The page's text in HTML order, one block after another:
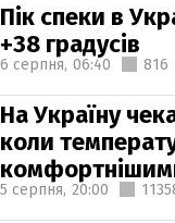
Пік спеки в
+38 градусів
6 серпня, 06:40 816
На Україну
коли
5 серпня, 20:00